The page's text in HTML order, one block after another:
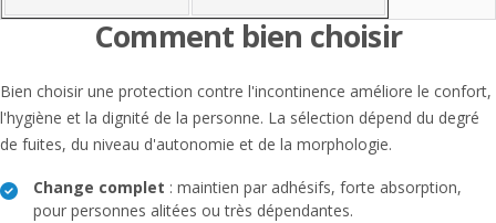
Comment bien choisir
Bien choisir une protection contre l'incontinence améliore le confort,
l'hygiène et la dignité de la personne. La sélection dépend du degré
de fuites, du niveau d'autonomie et de la morphologie.
Change complet : maintien par adhésifs, forte absorption,
pour personnes alitées ou très dépendantes.